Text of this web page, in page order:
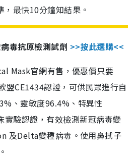
，最快10分鐘知結果。
毒抗原檢測試劑 >>按此選購<<
Mask官網有售，優惠價只要
盟CE1434認證，可供民眾進行自
、靈敏度96.4%、特異性
實驗認證，有效檢測新冠病毒變
及Delta變種病毒。使用鼻拭子